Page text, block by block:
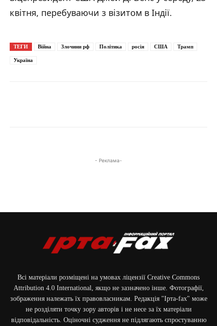
квітня, перебуваючи з візитом в Індії.
ТЕГИ Війна Злочини рф Політика росія США Трамп
Україна
- Реклама-
Всі матеріали розміщені на умовах ліцензії Creative Commons
Attribution 4.0 International, якщо не зазначено інше. Фотографії,
зображення належать їх правовласникам. Редакція "Ірта-fax" може
не розділяти точку зору авторів і не несе за їх матеріали
відповідальність. Оціночні судження не підлягають спростуванню